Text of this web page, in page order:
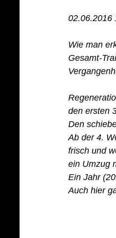
02.06.2016
Wie man
Gesamt-
den ersten
Den
Ab der 4.
frisch und
ein Umzug
Ein Jahr
Auch hier